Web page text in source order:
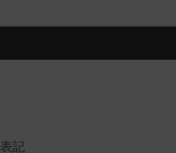
記